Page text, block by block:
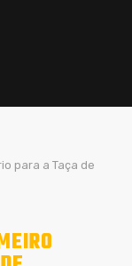
para a Taça de